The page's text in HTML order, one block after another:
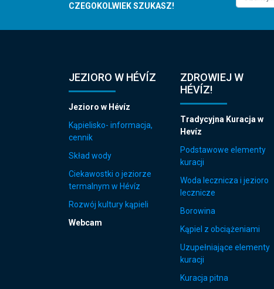
CZEGOKOLWIEK SZUKASZ!
JEZIORO W HÉVÍZ
Jezioro w Hévíz
Kąpielisko- informacja,
cennik
Skład wody
Ciekawostki o jeziorze
termalnym w Hévíz
Rozwój kultury kąpieli
Webcam
ZDROWIEJ W
HÉVÍZ!
Tradycyjna Kuracja w
Hevíz
Podstawowe elementy
kuracji
Woda lecznicza i jezioro
lecznicze
Borowina
Kąpiel z obciążeniami
Uzupełniające elementy
kuracji
Kuracja pitna